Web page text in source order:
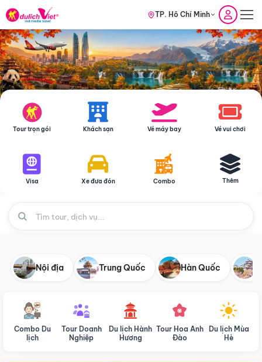
TP. Hồ Chí Minh
Tour trọn gói Khách sạn Vé máy bay Vé vui chơi
Visa Xe đưa đón Combo Thêm
Nội địa Trung Quốc Hàn Quốc
Combo Du
lịch
Tour Doanh
Nghiệp
Du lịch Hành
Hương
Tour Hoa Anh
Đào
Du lịch Mùa
Hè